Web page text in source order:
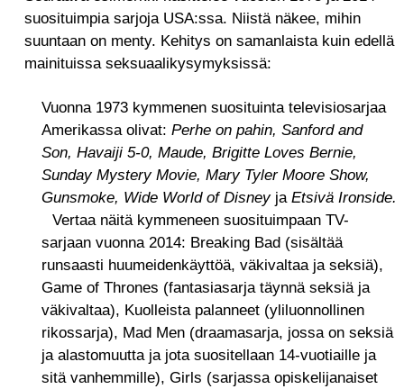
suosituimpia sarjoja USA:ssa. Niistä näkee, mihin
suuntaan on menty. Kehitys on samanlaista kuin edellä
mainituissa seksuaalikysymyksissä:
Vuonna 1973 kymmenen suosituinta televisiosarjaa
Amerikassa olivat: Perhe on pahin, Sanford and
Son, Havaiji 5-0, Maude, Brigitte Loves Bernie,
Sunday Mystery Movie, Mary Tyler Moore Show,
Gunsmoke, Wide World of Disney ja Etsivä Ironside.
Vertaa näitä kymmeneen suosituimpaan TV-
sarjaan vuonna 2014: Breaking Bad (sisältää
runsaasti huumeidenkäyttöä, väkivaltaa ja seksiä),
Game of Thrones (fantasiasarja täynnä seksiä ja
väkivaltaa), Kuolleista palanneet (yliluonnollinen
rikossarja), Mad Men (draamasarja, jossa on seksiä
ja alastomuutta ja jota suositellaan 14-vuotiaille ja
sitä vanhemmille), Girls (sarjassa opiskelijanaiset